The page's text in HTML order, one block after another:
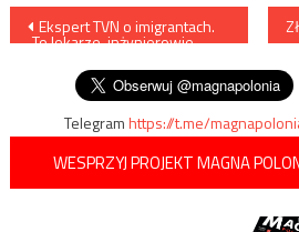
Nawigacja
wpisu
Ekspert TVN o imigrantach.
„To lekarze, inżynierowie,
Telegramhttps://t.me/
WESPRZYJ PROJEKT MAGNA